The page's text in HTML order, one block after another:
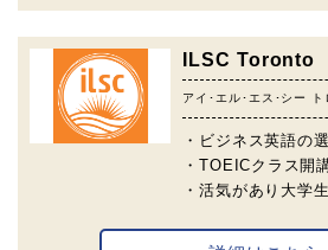
ILSC Toronto
アイ･エル･エス･シー ト
・ビジネス英語の
・TOEICクラス開
・活気があり大学